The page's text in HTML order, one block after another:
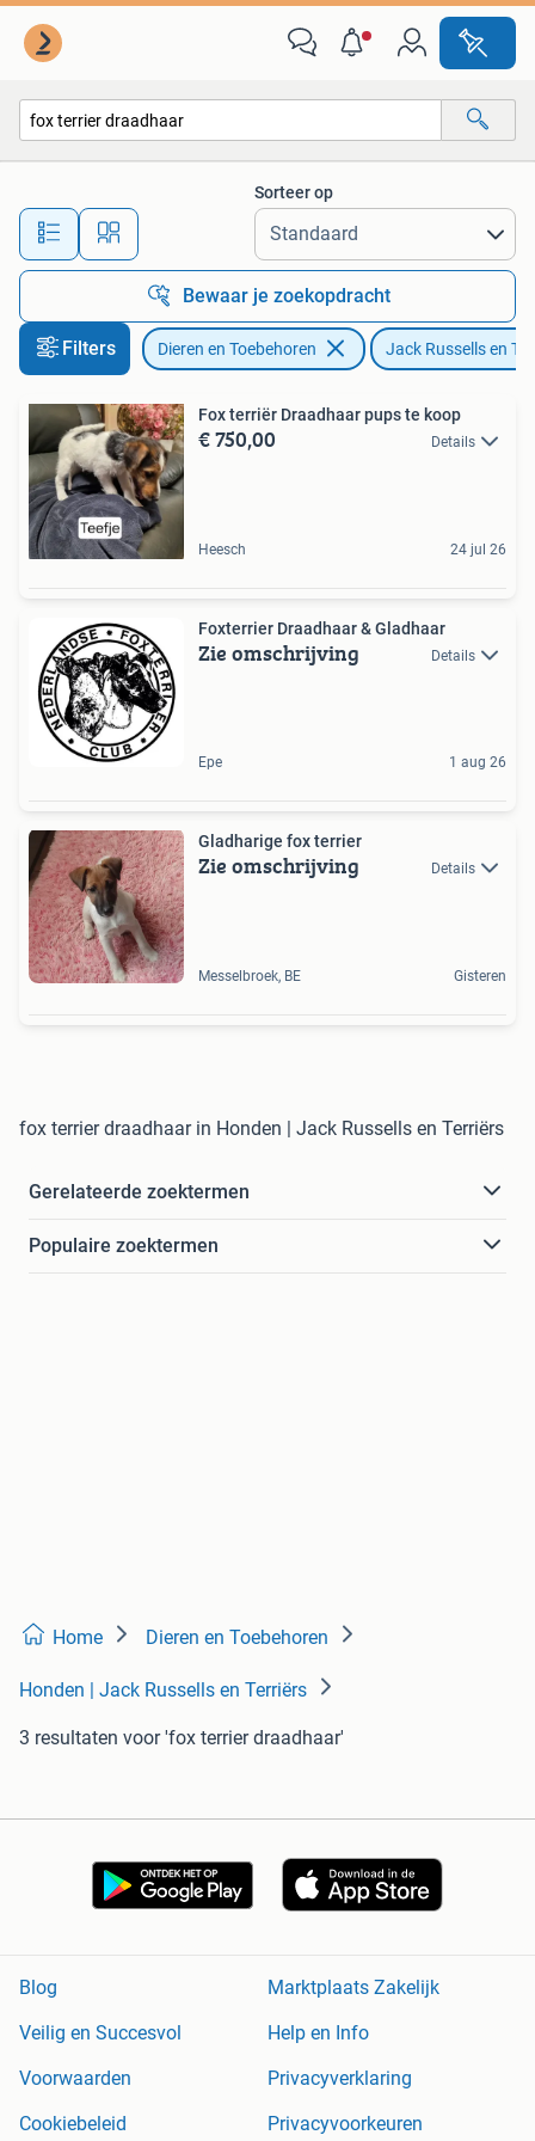
Alle afstanden…
Sorteer op
Bewaar je zoekopdracht
Filters Dieren en Toebehoren Jack Russells en
Fox terriër Draadhaar pups te koop
€ 750,00 Details
Heesch 24 jul 26
Foxterrier Draadhaar & Gladhaar
Zie omschrijving Details
Epe 1 aug 26
Gladharige fox terrier
Zie omschrijving Details
Messelbroek, BE Gisteren
fox terrier draadhaar in Honden | Jack Russells en Terriërs
Gerelateerde zoektermen
Populaire zoektermen
Home Dieren en Toebehoren
Honden | Jack Russells en Terriërs
3 resultaten voor 'fox terrier draadhaar'
Blog
Marktplaats Zakelijk
Veilig en Succesvol
Help en Info
Voorwaarden
Privacyverklaring
Cookiebeleid
Privacyvoorkeuren